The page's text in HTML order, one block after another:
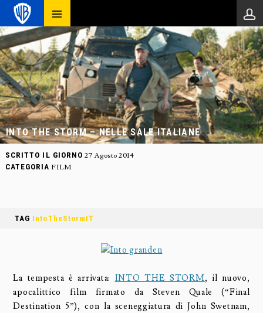
INTO THE STORM – NELLE SALE ITALIANE
SCRITTO IL GIORNO 27 Agosto 2014
CATEGORIA FILM
TAG IntoTheStormIT
La tempesta è arrivata: INTO THE STORM, il nuovo,
apocalittico film firmato da Steven Quale (“Final
Destination 5”), con la sceneggiatura di John Swetnam,